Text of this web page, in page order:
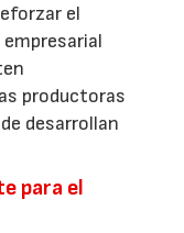
el
productoras
desarrollan
para el